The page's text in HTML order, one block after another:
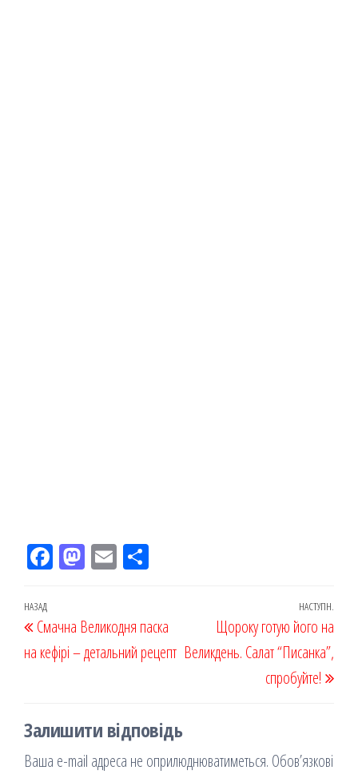
Fac
k
M
on
Em
ис
я
Навігація
записів
Попередній
запис
НАЗАД
Смачна Великодня паска
на кефірі – детальний рецепт
НАСТУПН.
Щороку готую його на
Великдень. Салат “Писанка”,
спробуйте!
Залишити відповідь
Ваша e-mail адреса не оприлюднюватиметься. Обов’язкові